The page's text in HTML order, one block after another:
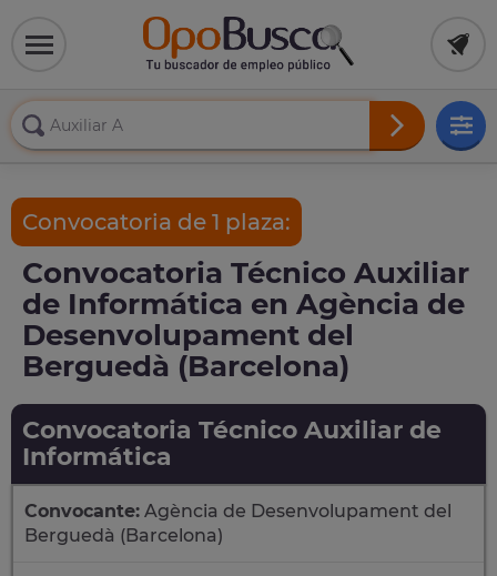
Convocatoria de 1 plaza:
Convocatoria Técnico Auxiliar
de Informática en Agència de
Desenvolupament del
Berguedà (Barcelona)
Convocatoria Técnico Auxiliar de
Informática
Convocante: Agència de Desenvolupament del
Berguedà (Barcelona)